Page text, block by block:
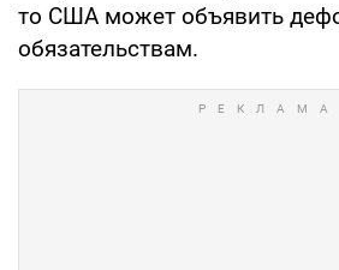
то США может объявить
обязательствам.